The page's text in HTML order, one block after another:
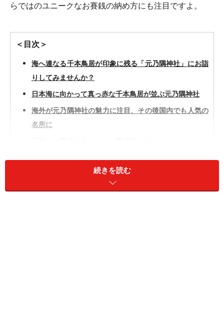
らではのユニークなお賽銭の納め方にも注目ですよ。
＜目次＞
海へ連なる千本鳥居が印象に残る「元乃隅神社」にお詣
りしてみませんか？
日本海に向かって真っ赤な千本鳥居が並ぶ元乃隅神社
海外が元乃隅神社の魅力に注目、その後国内でも人気の
名所に
続きを読む